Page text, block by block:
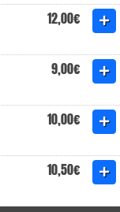
12,00€
9,00€
10,00€
10,50€